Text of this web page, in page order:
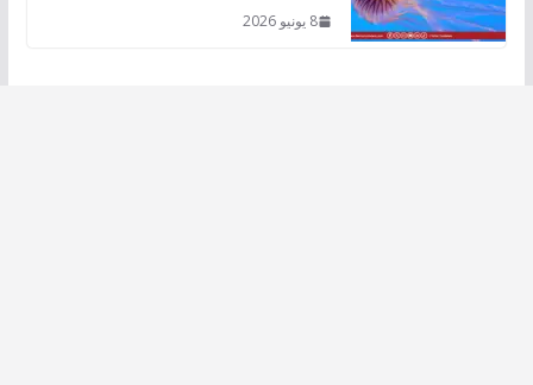
8 يونيو 2026